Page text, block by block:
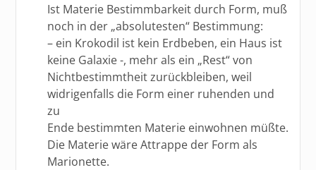
Ist Materie Bestimmbarkeit durch Form, muß
noch in der „absolutesten“ Bestimmung:
– ein Krokodil ist kein Erdbeben, ein Haus ist
keine Galaxie -, mehr als ein „Rest“ von
Nichtbestimmtheit zurückbleiben, weil
widrigenfalls die Form einer ruhenden und
zu
Ende bestimmten Materie einwohnen müßte.
Die Materie wäre Attrappe der Form als
Marionette.